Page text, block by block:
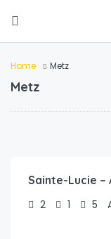
Home Metz
Metz
Sainte-Lucie –
2
1 5